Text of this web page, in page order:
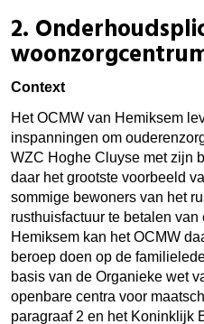
2.
Context
Het OCMW van Hemiksem
inspanningen om
WZC Hoghe Cluyse met zijn
daar het grootste voorbeeld
sommige bewoners van het
rusthuisfactuur te betalen
Hemiksem kan het OCMW
beroep doen op de
basis van de Organieke wet
openbare centra voor
paragraaf 2 en het Koninklijk